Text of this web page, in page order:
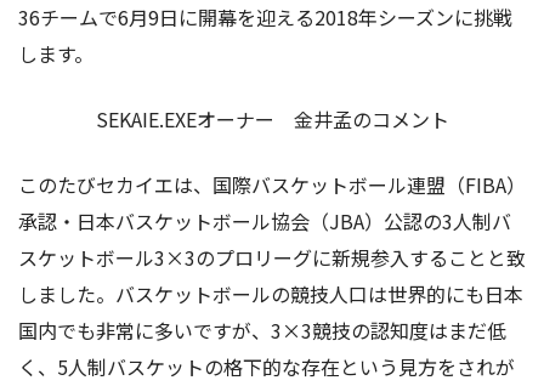
36チームで6月9日に開幕を迎える2018年シーズンに挑戦
します。
SEKAIE.EXEオーナー 金井孟のコメント
このたびセカイエは、国際バスケットボール連盟（FIBA）
承認・日本バスケットボール協会（JBA）公認の3人制バ
スケットボール3×3のプロリーグに新規参入することと致
しました。バスケットボールの競技人口は世界的にも日本
国内でも非常に多いですが、3×3競技の認知度はまだ低
く、5人制バスケットの格下的な存在という見方をされが